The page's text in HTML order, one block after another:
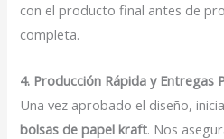
con el producto final antes de
completa.
4. Producción Rápida y Entregas
Una vez aprobado el diseño,
bolsas de papel kraft. Nos